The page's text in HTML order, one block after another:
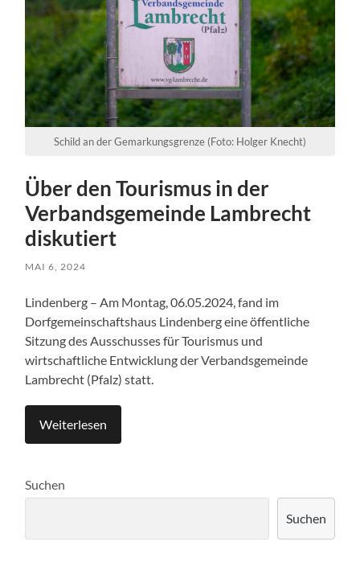
Schild an der Gemarkungsgrenze (Foto: Holger Knecht)
Über den Tourismus in der
Verbandsgemeinde Lambrecht
diskutiert
MAI 6, 2024
Lindenberg – Am Montag, 06.05.2024, fand im
Dorfgemeinschaftshaus Lindenberg eine öffentliche
Sitzung des Ausschusses für Tourismus und
wirtschaftliche Entwicklung der Verbandsgemeinde
Lambrecht (Pfalz) statt.
Weiterlesen
Suchen
Suchen